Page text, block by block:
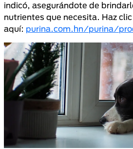
indicó, asegurándote de
nutrientes que necesita. Haz clic
aquí: purina.com.hn/purina/